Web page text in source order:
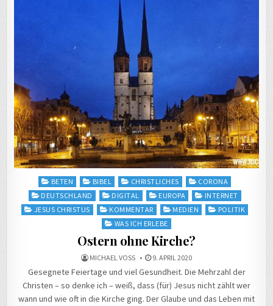
Posted
in
BETEN BIBEL CHRISTLICHES
CORONA
DEUTSCHLAND
DIGITAL EUROPA
INTERNET
JESUS CHRISTUS
KOMMENTAR MEDIEN
POLITIK
WAS ICH ERLEBE
Ostern ohne Kirche?
MICHAEL VOSS 9. APRIL 2020
Gesegnete Feiertage und viel Gesundheit. Die Mehrzahl der
Christen – so denke ich – weiß, dass (für) Jesus nicht zählt wer
wann und wie oft in die Kirche ging. Der Glaube und das Leben mit